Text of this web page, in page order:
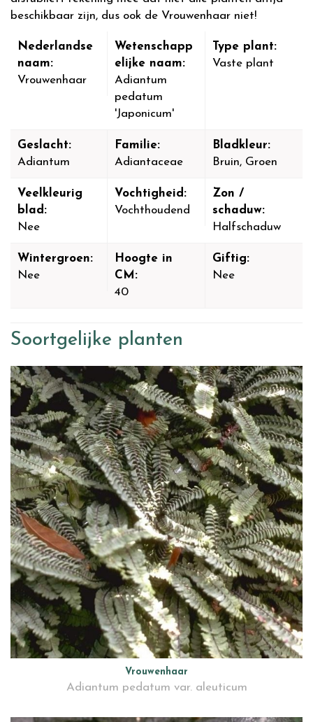
beschikbaar zijn, dus ook de Vrouwenhaar niet!
Nederlandse
naam:
Vrouwenhaar
Wetenschapp
elijke naam:
Adiantum
pedatum
'Japonicum'
Type plant:
Vaste plant
Geslacht:
Adiantum
Familie:
Adiantaceae
Bladkleur:
Bruin, Groen
Veelkleurig
blad:
Nee
Vochtigheid:
Vochthoudend
Zon /
schaduw:
Halfschaduw
Wintergroen:
Nee
Hoogte in
CM:
40
Giftig:
Nee
Soortgelijke planten
Vrouwenhaar
Adiantum pedatum var. aleuticum